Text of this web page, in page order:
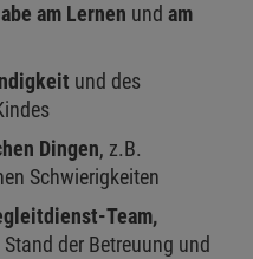
am Lernen und am
und des
Dingen, z.B.
Schwierigkeiten
Team,
der Betreuung und